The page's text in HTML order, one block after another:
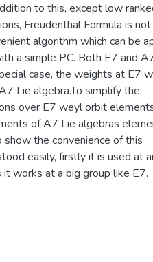
to this, except low
Freudenthal Formula is
algorithm which can be
a simple PC. Both E7 and
case, the weights at E7
Lie algebra.To simplify the
over E7 weyl orbit
of A7 Lie algebras
the convenience of this
easily, firstly it is used at
works at a big group like E7.